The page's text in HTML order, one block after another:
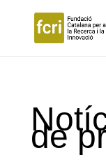
de